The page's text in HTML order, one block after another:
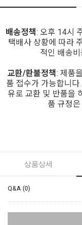
배송정책: 오후 14시
택배사 상황에 따라
적인 배송
교환/환불정책: 제품
품 접수가 가능합니
유로 교환 및 반품을
품 규정
상품상세
Q&A (0)